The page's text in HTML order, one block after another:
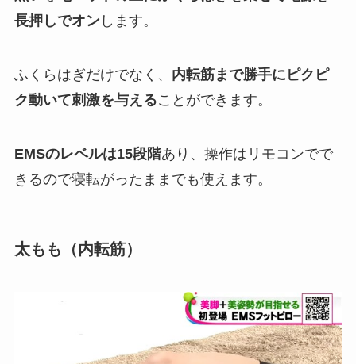
長押しでオンします。
ふくらはぎだけでなく、 内転筋まで勝手にピクピ
ク動いて刺激を与えることができます。
EMSのレベルは15段階あり、操作はリモコンでで
きるので寝転がったままでも使えます。
太もも（内転筋）